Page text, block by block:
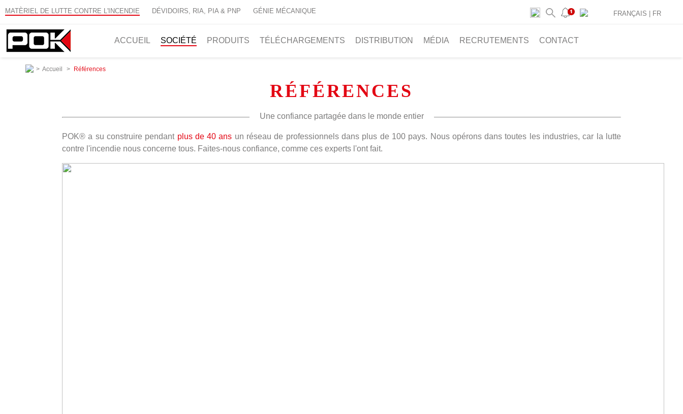
MATÈRIEL DE LUTTE CONTRE L'INCENDIE DÉVIDOIRS, RIA, PIA & PNP GÉNIE MÉCANIQUE
ACCUEIL SOCIÉTÉ PRODUITS TÉLÉCHARGEMENTS DISTRIBUTION MÉDIA RECRUTEMENTS CONTACT
FRANÇAIS | FR
> Accueil > Références
RÉFÉRENCES
Une confiance partagée dans le monde entier
POK® a su construire pendant plus de 40 ans un réseau de professionnels dans plus de 100 pays. Nous opérons dans toutes les industries, car la lutte
contre l'incendie nous concerne tous. Faites-nous confiance, comme ces experts l'ont fait.